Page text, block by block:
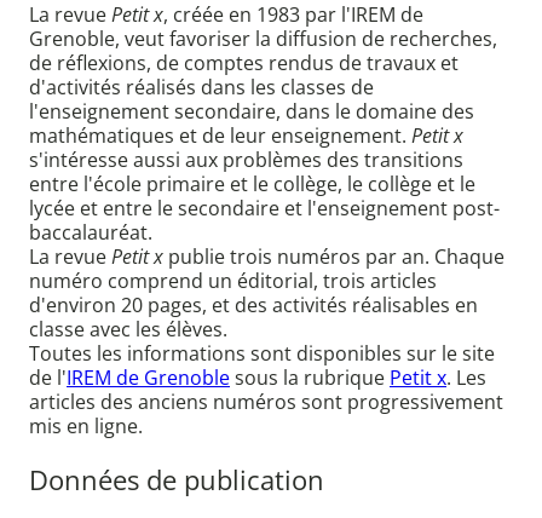
La revuePetit x, créée en 1983 par l'IREM de
Grenoble, veut favoriser la diffusion de recherches,
de réflexions, de comptes rendus de travaux et
d'activités réalisés dans les classes de
l'enseignement secondaire, dans le domaine des
mathématiques et de leur enseignement. Petit x
s'intéresse aussi aux problèmes des transitions
entre l'école primaire et le collège, le collège et le
lycée et entre le secondaire et l'enseignement post-
baccalauréat.
La revuePetit x publie trois numéros par an. Chaque
numéro comprend un éditorial, trois articles
d'environ 20 pages, et des activités réalisables en
classe avec les élèves.
Toutes les informations sont disponibles sur le site
de l'IREM de Grenoblesous la rubrique Petit x. Les
articles des anciens numéros sont progressivement
mis en ligne.
Données de publication